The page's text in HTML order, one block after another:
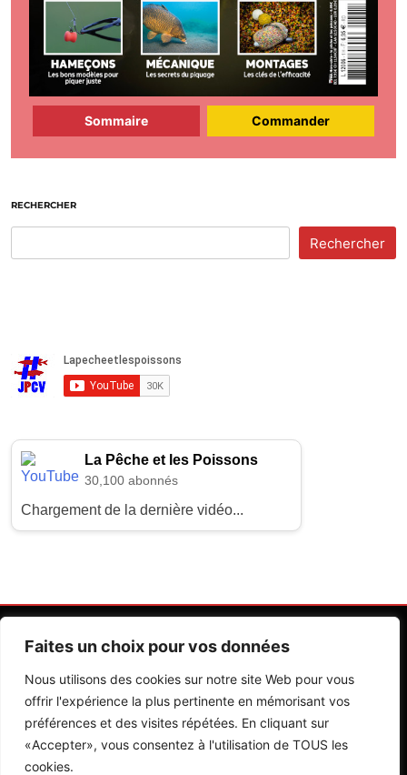
Faites un choix pour vos données
Nous utilisons des cookies sur notre site Web pour vous
offrir l'expérience la plus pertinente en mémorisant vos
préférences et des visites répétées. En cliquant sur
«Accepter», vous consentez à l'utilisation de TOUS les
cookies.
Sommaire Commander
RECHERCHER
Rechercher
La Pêche et les Poissons
30,100 abonnés
Chargement de la dernière vidéo...
Contactez Nos Rédactions Mentions Légales